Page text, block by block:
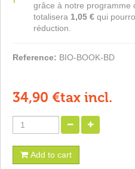
grâce à notre programme
totalisera 1,05 € qui
réduction.
Reference: BIO-BOOK-BD
34,90 €tax incl.
Add to cart